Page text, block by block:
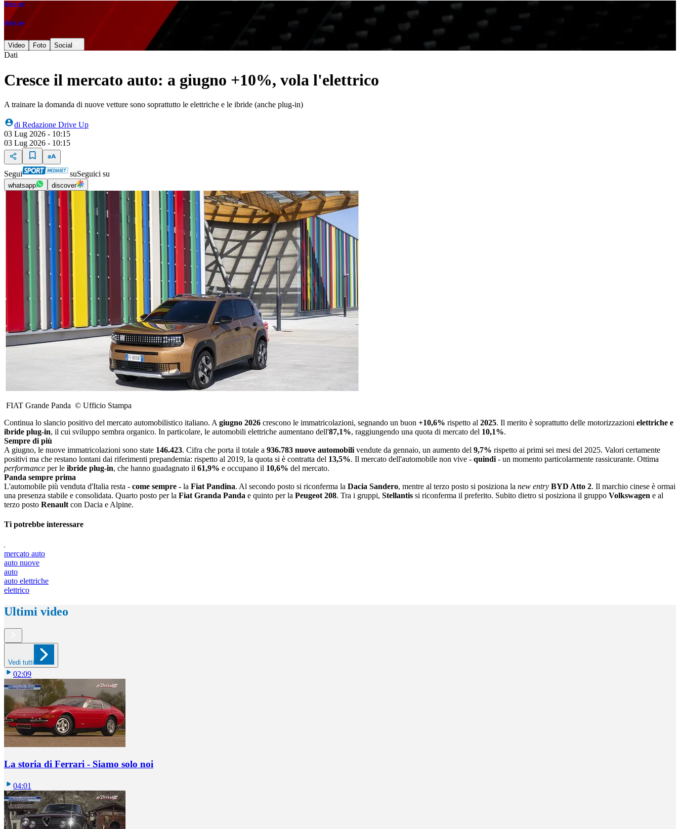
drive up
drive up
Video Foto Social
Dati
Cresce il mercato auto: a giugno +10%, vola l'elettrico
A trainare la domanda di nuove vetture sono soprattutto le elettriche e le ibride (anche plug-in)
di Redazione Drive Up
03 Lug 2026 - 10:15
03 Lug 2026 - 10:15
Segui suSeguici su
whatsapp discover
FIAT Grande Panda © Ufficio Stampa
Continua lo slancio positivo del mercato automobilistico italiano. A giugno 2026 crescono le immatricolazioni, segnando un buon +10,6% rispetto al 2025. Il merito è soprattutto delle motorizzazioni elettriche e
ibride plug-in, il cui sviluppo sembra organico. In particolare, le automobili elettriche aumentano dell'87,1%, raggiungendo una quota di mercato del 10,1%.
Sempre di più
A giugno, le nuove immatricolazioni sono state 146.423. Cifra che porta il totale a 936.783 nuove automobili vendute da gennaio, un aumento del 9,7% rispetto ai primi sei mesi del 2025. Valori certamente
positivi ma che restano lontani dai riferimenti prepandemia: rispetto al 2019, la quota si è contratta del 13,5%. Il mercato dell'automobile non vive - quindi - un momento particolarmente rassicurante. Ottima
performance per le ibride plug-in, che hanno guadagnato il 61,9% e occupano il 10,6% del mercato.
Panda sempre prima
L'automobile più venduta d'Italia resta - come sempre - la Fiat Pandina. Al secondo posto si riconferma la Dacia Sandero, mentre al terzo posto si posiziona la new entry BYD Atto 2. Il marchio cinese è ormai
una presenza stabile e consolidata. Quarto posto per la Fiat Granda Panda e quinto per la Peugeot 208. Tra i gruppi, Stellantis si riconferma il preferito. Subito dietro si posiziona il gruppo Volkswagen e al
terzo posto Renault con Dacia e Alpine.
Ti potrebbe interessare
mercato auto
auto nuove
auto
auto elettriche
elettrico
Ultimi video
Vedi tutti
02:09
La storia di Ferrari - Siamo solo noi
04:01